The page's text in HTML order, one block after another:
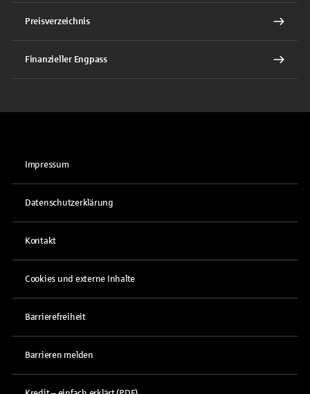
Preisverzeichnis
Finanzieller Engpass
Impressum
Datenschutzerklärung
Kontakt
Cookies und externe Inhalte
Barrierefreiheit
Barrieren melden